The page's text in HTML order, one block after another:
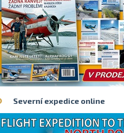
Severní expedice online